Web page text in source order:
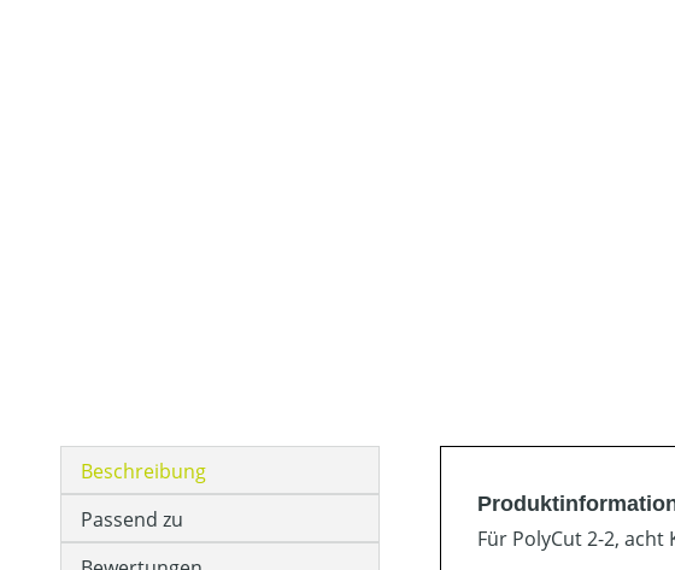
Beschreibung
Passend zu
Für PolyCut 2-2,